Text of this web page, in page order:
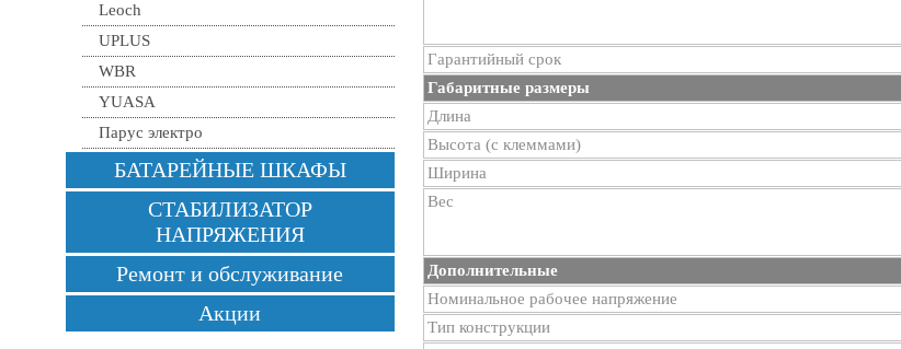
Гарантийный срок
Габаритные размеры
Длина
Высота (с клеммами)
Ширина
Вес
Дополнительные
Номинальное рабочее напряжение
Тип конструкции
Leoch
UPLUS
WBR
YUASA
Парус электро
БАТАРЕЙНЫЕ ШКАФЫ
СТАБИЛИЗАТОР
НАПРЯЖЕНИЯ
Ремонт и обслуживание
Акции